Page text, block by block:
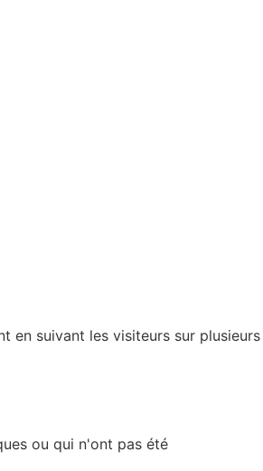
en suivant les visiteurs sur plusieurs
ou qui n'ont pas été